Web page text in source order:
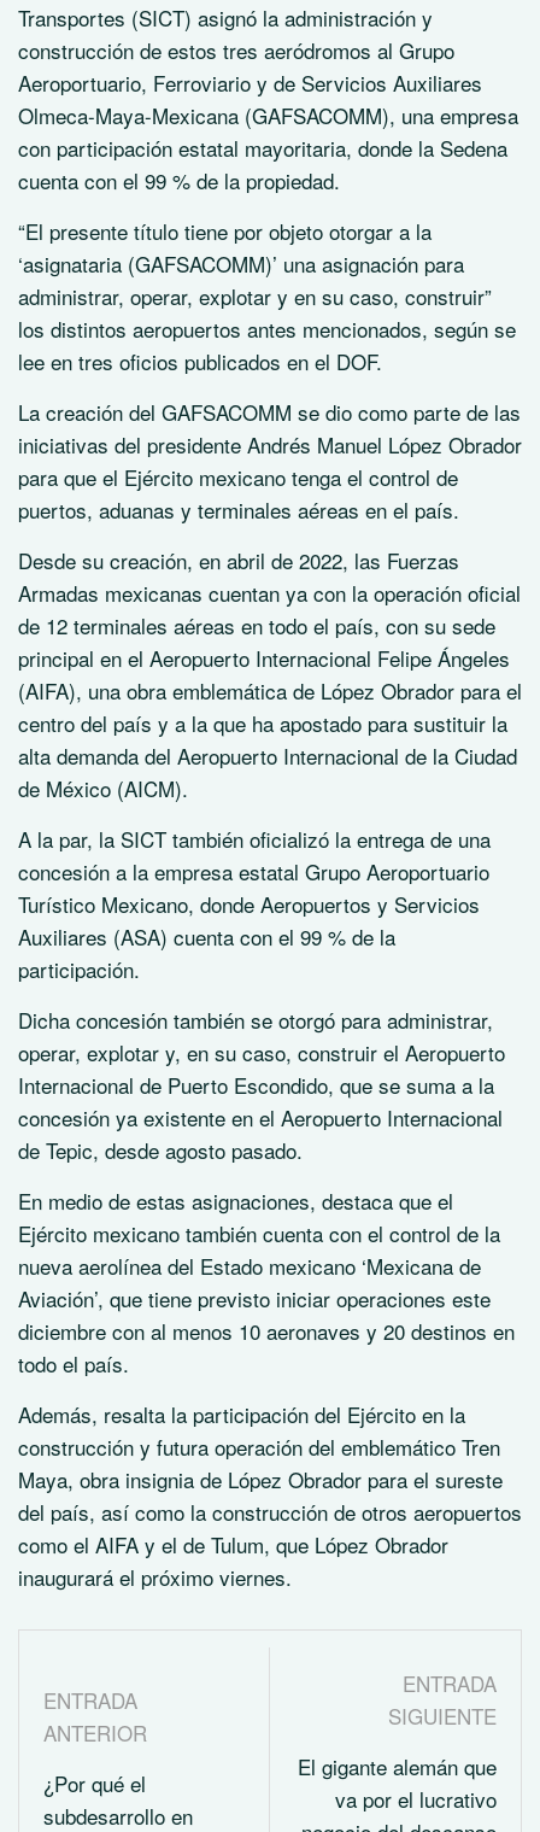
Transportes (SICT) asignó la administración y
construcción de estos tres aeródromos al Grupo
Aeroportuario, Ferroviario y de Servicios Auxiliares
Olmeca-Maya-Mexicana (GAFSACOMM), una empresa
con participación estatal mayoritaria, donde la Sedena
cuenta con el 99 % de la propiedad.
“El presente título tiene por objeto otorgar a la
‘asignataria (GAFSACOMM)’ una asignación para
administrar, operar, explotar y en su caso, construir”
los distintos aeropuertos antes mencionados, según se
lee en tres oficios publicados en el DOF.
La creación del GAFSACOMM se dio como parte de las
iniciativas del presidente Andrés Manuel López Obrador
para que el Ejército mexicano tenga el control de
puertos, aduanas y terminales aéreas en el país.
Desde su creación, en abril de 2022, las Fuerzas
Armadas mexicanas cuentan ya con la operación oficial
de 12 terminales aéreas en todo el país, con su sede
principal en el Aeropuerto Internacional Felipe Ángeles
(AIFA), una obra emblemática de López Obrador para el
centro del país y a la que ha apostado para sustituir la
alta demanda del Aeropuerto Internacional de la Ciudad
de México (AICM).
A la par, la SICT también oficializó la entrega de una
concesión a la empresa estatal Grupo Aeroportuario
Turístico Mexicano, donde Aeropuertos y Servicios
Auxiliares (ASA) cuenta con el 99 % de la
participación.
Dicha concesión también se otorgó para administrar,
operar, explotar y, en su caso, construir el Aeropuerto
Internacional de Puerto Escondido, que se suma a la
concesión ya existente en el Aeropuerto Internacional
de Tepic, desde agosto pasado.
En medio de estas asignaciones, destaca que el
Ejército mexicano también cuenta con el control de la
nueva aerolínea del Estado mexicano ‘Mexicana de
Aviación’, que tiene previsto iniciar operaciones este
diciembre con al menos 10 aeronaves y 20 destinos en
todo el país.
Además, resalta la participación del Ejército en la
construcción y futura operación del emblemático Tren
Maya, obra insignia de López Obrador para el sureste
del país, así como la construcción de otros aeropuertos
como el AIFA y el de Tulum, que López Obrador
inaugurará el próximo viernes.
ENTRADA
ANTERIOR
¿Por qué el
subdesarrollo en
ENTRADA
SIGUIENTE
El gigante alemán que
va por el lucrativo